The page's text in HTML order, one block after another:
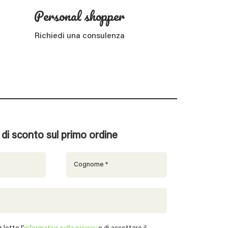
Personal shopper
Richiedi una consulenza
di sconto sul primo ordine